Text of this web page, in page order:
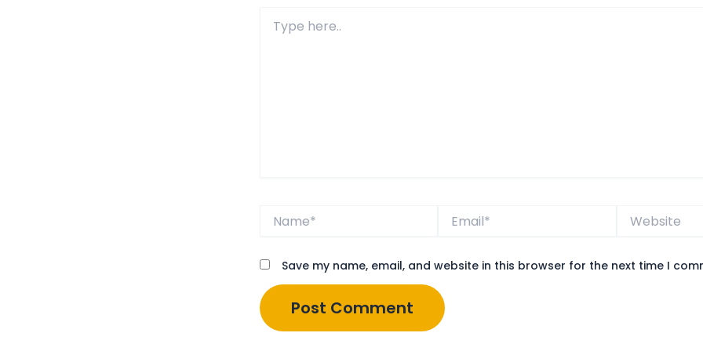
here..
Website
Save my name, email, and website in this browser for the next time I